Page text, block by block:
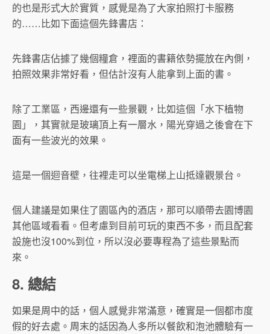
的也是形式大於實質，感覺是為了大家拍照打卡服務
的……比如下面這個先鋒書店：
先鋒書店佔據了幾個糧倉，裡面的書籍依勢擺放在內側，
拍照效果非常好看，但估計沒有人能拿到上面的書。
除了工業區，西邊還有一些景觀，比如這個「水下植物
園」，其實就是玻璃頂上有一層水，陽光穿過之後會在下
面有一些波光的效果。
這是一個迴音壁，往裡走可以坐電梯上山抵達觀景台。
個人建議是如果住了園區內的酒店，那可以順帶去園博園
其他區域看看。但考慮到目前可玩的東西不多，而且配套
設施也沒100%到位，所以沒必要專程為了這些景點而
來。
8. 總結
如果是周中的話，個人感覺非常滿意，確實是一個都市度
假的好去處。周末的話因為人多所以餐飲和泡池體驗有一